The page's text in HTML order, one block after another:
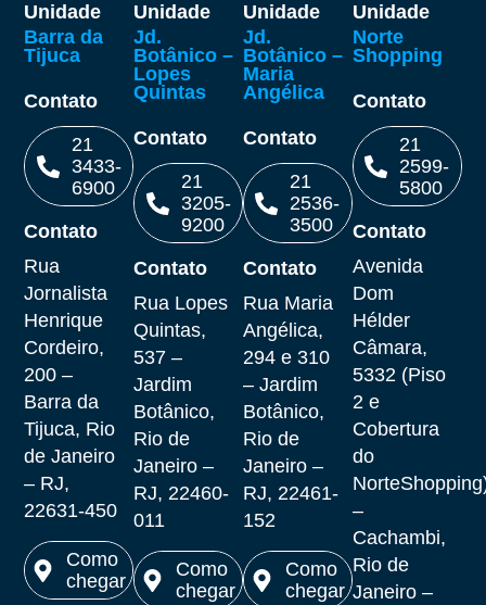
Unidade
Barra da
Tijuca
Contato
21
3433-
6900
Ligar
Contato
Rua
Jornalista
Henrique
Cordeiro,
200 –
Barra da
Tijuca, Rio
de Janeiro
– RJ,
22631-450
Como
chegar
Unidade
Jd.
Botânico –
Lopes
Quintas
Contato
21
3205-
9200
Ligar
Contato
Rua Lopes
Quintas,
537 –
Jardim
Botânico,
Rio de
Janeiro –
RJ, 22460-
011
Como
chegar
Unidade
Jd.
Botânico –
Maria
Angélica
Contato
21
2536-
3500
Ligar
Contato
Rua Maria
Angélica,
294 e 310
– Jardim
Botânico,
Rio de
Janeiro –
RJ, 22461-
152
Como
chegar
Unidade
Norte
Shopping
Contato
21
2599-
5800
Ligar
Contato
Avenida
Dom
Hélder
Câmara,
5332 (Piso
2 e
Cobertura
do
–
Cachambi,
Rio de
Janeiro –